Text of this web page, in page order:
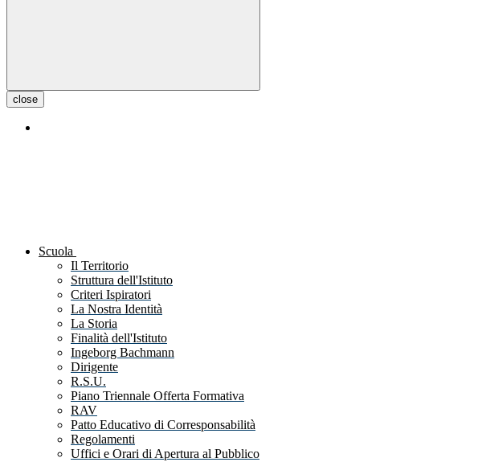
close
Scuola
Il Territorio
Struttura dell'Istituto
Criteri Ispiratori
La Nostra Identità
La Storia
Finalità dell'Istituto
Ingeborg Bachmann
Dirigente
R.S.U.
Piano Triennale Offerta Formativa
RAV
Patto Educativo di Corresponsabilità
Regolamenti
Uffici e Orari di Apertura al Pubblico